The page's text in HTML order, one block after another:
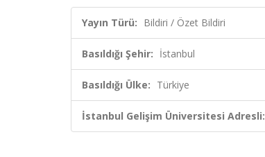
Yayın Türü: Bildiri / Özet Bildiri
Basıldığı Şehir: İstanbul
Basıldığı Ülke: Türkiye
İstanbul Gelişim Üniversitesi Adresli: